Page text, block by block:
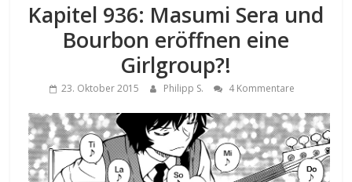
Kapitel 936: Masumi Sera und
Bourbon eröffnen eine
Girlgroup?!
23. Oktober 2015 Philipp S. 4 Kommentare